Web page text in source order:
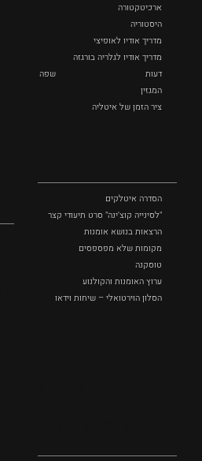
ארכיטקטורה
היסטוריה
מדריך אודיו לאופיצי
מדריך אודיו לגלריה בורגזה
דעות
שפה
המגזין
ציר הזמן של איטליה
הסדרה איטלקים
"לסינייה קוצ'ינה" סרט תיעודי קצר
הרצאות בנושא אומנות
מקומות שלא מפספסים
טוסקנה
ערוץ האומנות והקולנוע
הסלון הוירטואלי – שיחות וידאו